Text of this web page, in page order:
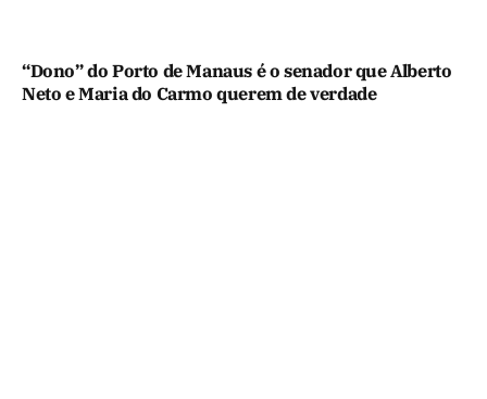
“Dono” do Porto de Manaus é o senador que Alberto
Neto e Maria do Carmo querem de verdade